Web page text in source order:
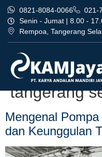
0821-8084-0066 021-
Senin - Jumat | 8.00 -
Rempoa, Tangerang
Tag:
bandung
tangerang
Mengenal
dan Keunggulan